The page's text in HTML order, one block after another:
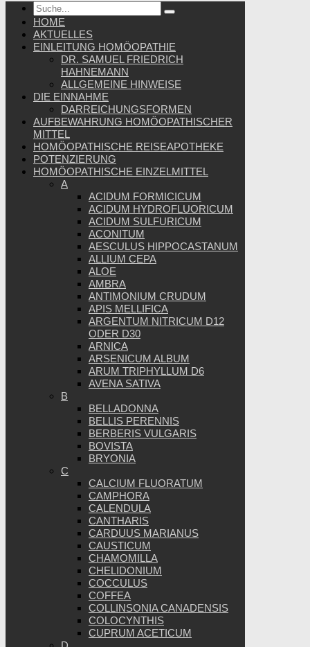
HOME
AKTUELLES
EINLEITUNG HOMÖOPATHIE
DR. SAMUEL FRIEDRICH
HAHNEMANN
ALLGEMEINE HINWEISE
DIE EINNAHME
DARREICHUNGSFORMEN
AUFBEWAHRUNG HOMÖOPATHISCHER
MITTEL
HOMÖOPATHISCHE REISEAPOTHEKE
POTENZIERUNG
HOMÖOPATHISCHE EINZELMITTEL
A
ACIDUM FORMICICUM
ACIDUM HYDROFLUORICUM
ACIDUM SULFURICUM
ACONITUM
AESCULUS HIPPOCASTANUM
ALLIUM CEPA
ALOE
AMBRA
ANTIMONIUM CRUDUM
APIS MELLIFICA
ARGENTUM NITRICUM D12
ODER D30
ARNICA
ARSENICUM ALBUM
ARUM TRIPHYLLUM D6
AVENA SATIVA
B
BELLADONNA
BELLIS PERENNIS
BERBERIS VULGARIS
BOVISTA
BRYONIA
C
CALCIUM FLUORATUM
CAMPHORA
CALENDULA
CANTHARIS
CARDUUS MARIANUS
CAUSTICUM
CHAMOMILLA
CHELIDONIUM
COCCULUS
COFFEA
COLLINSONIA CANADENSIS
COLOCYNTHIS
CUPRUM ACETICUM